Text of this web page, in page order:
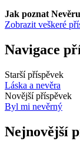
Jak poznat Nevěru
Zobrazit veškeré
Navigace
Starší příspěvek
Láska a nevěra
Novější příspěvek
Byl mi nevěrný
Nejnovější